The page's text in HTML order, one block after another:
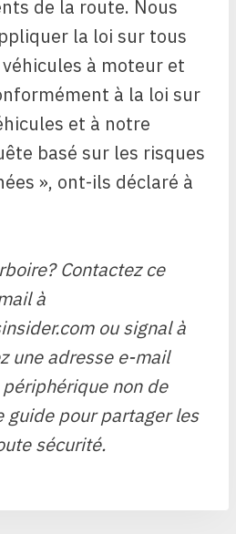
de la route. Nous
la loi sur tous
à moteur et
à la loi sur
et à notre
basé sur les risques
», ont-ils déclaré à
Contactez ce
à
ou signal à
une adresse e-mail
non de
guide pour partager les
sécurité.